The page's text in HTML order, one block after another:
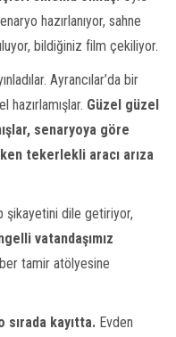
hazırlanıyor, sahne
bildiğiniz film çekiliyor.
Ayrancılar’da bir
hazırlamışlar. Güzel güzel
senaryoya göre
tekerlekli aracı arıza
şikayetini dile getiriyor,
vatandaşımız
tamir atölyesine
kayıtta. Evden